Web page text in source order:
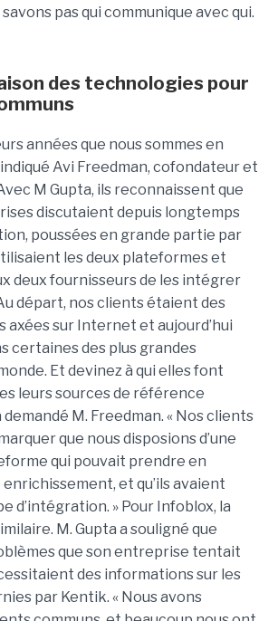
pas qui communique avec qui.
des technologies pour
années que nous sommes en
Avi Freedman, cofondateur et
M Gupta, ils reconnaissent que
discutaient depuis longtemps
poussées en grande partie par
les deux plateformes et
deux fournisseurs de les intégrer
départ, nos clients étaient des
sur Internet et aujourd’hui
certaines des plus grandes
Et devinez à qui elles font
leurs sources de référence
demandé M. Freedman. « Nos clients
que nous disposions d’une
qui pouvait prendre en
et qu’ils avaient
d’intégration. » Pour Infoblox, la
M. Gupta a souligné que
que son entreprise tentait
des informations sur les
par Kentik. « Nous avons